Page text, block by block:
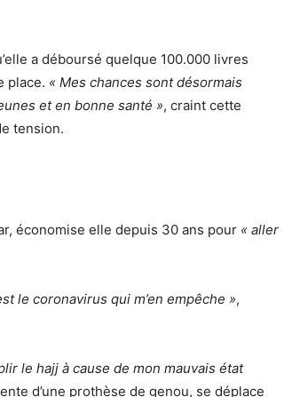
a déboursé quelque 100.000 livres
place. « Mes chances sont désormais
et en bonne santé », craint cette
tension.
économise elle depuis 30 ans pour « aller
le coronavirus qui m’en empêche »,
le hajj à cause de mon mauvais état
d’une prothèse de genou, se déplace